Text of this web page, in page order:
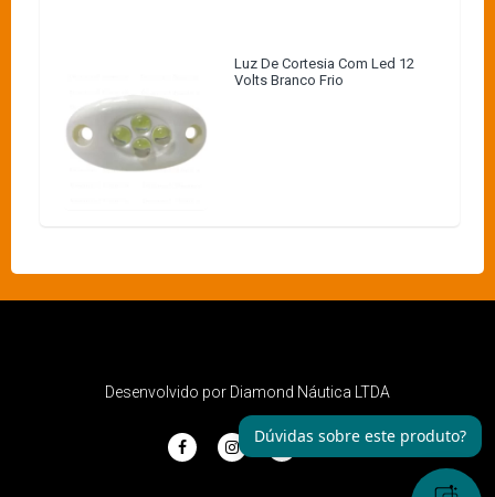
Luz De Cortesia Com Led 12
Volts Branco Frio
Desenvolvido por Diamond Náutica LTDA
Dúvidas sobre este produto?